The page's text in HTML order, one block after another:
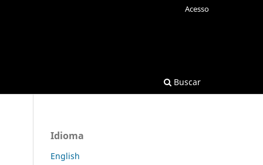
Buscar
Acesso
Idioma
English